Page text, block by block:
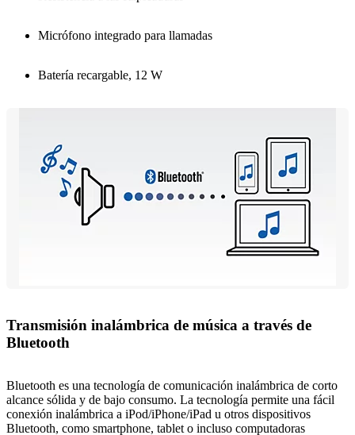
Micrófono integrado para llamadas
Batería recargable, 12 W
Transmisión inalámbrica de música a través de
Bluetooth
Bluetooth es una tecnología de comunicación inalámbrica de corto
alcance sólida y de bajo consumo. La tecnología permite una fácil
conexión inalámbrica a iPod/iPhone/iPad u otros dispositivos
Bluetooth, como smartphone, tablet o incluso computadoras